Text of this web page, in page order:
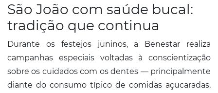
São João com saúde bucal:
tradição que continua
Durante os festejos juninos, a Benestar realiza
campanhas especiais voltadas à conscientização
sobre os cuidados com os dentes — principalmente
diante do consumo típico de comidas açucaradas,